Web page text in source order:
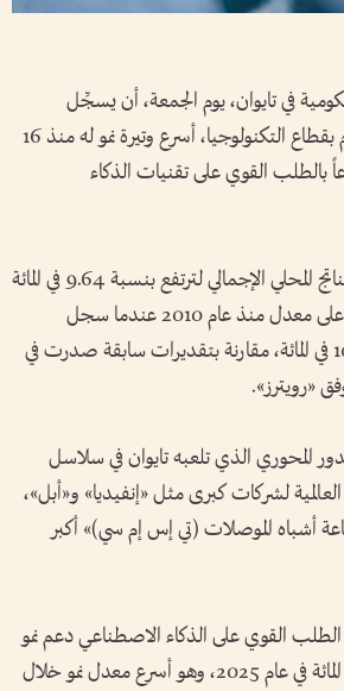
في تايوان، يوم الجمعة، أن يسجِّل
الاقتصاد التايواني، المدعوم بقطاع التكنولوجيا، أسرع وتيرة نمو له منذ 16
2026، مدفوعاً بالطلب القوي على تقنيات الذكاء
وعدّلت الوكالة توقعاتها للناتج المحلي الإجمالي لترتفع بنسبة 9.64 في المائة
على أساس سنوي، وهو أعلى معدل منذ عام 2010 عندما سجل
الاقتصاد نمواً بنسبة 10.25 في المائة، مقارنة بتقديرات سابقة صدرت في
المحوري الذي تلعبه تايوان في سلاسل
لشركات كبرى مثل «إنفيديا» و«أبل»،
أشباه الموصلات (تي إس إم سي)» أكبر
الطلب القوي على الذكاء الاصطناعي دعم نمو
الاقتصاد بنسبة 8.76 في المائة في عام 2025، وهو أسرع معدل نمو خلال